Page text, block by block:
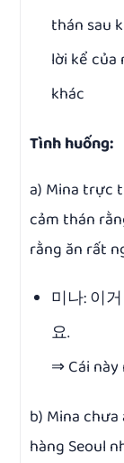
thán sau
lời kể của
khác
Tình huống:
a) Mina trực
cảm thán
rằng ăn rất
미나: 이
요.
⇒ Cái
b) Mina chưa
hàng Seoul